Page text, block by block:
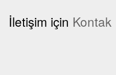
İletişim için